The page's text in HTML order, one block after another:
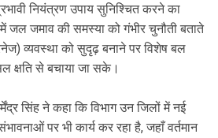
नियंत्रण उपाय सुनिश्चित करने का
में जल जमाव की समस्या को गंभीर चुनौती बताते
व्यवस्था को सुदृढ़ बनाने पर विशेष बल
क्षति से बचाया जा सके।
सिंह ने कहा कि विभाग उन जिलों में नई
पर भी कार्य कर रहा है, जहाँ वर्तमान